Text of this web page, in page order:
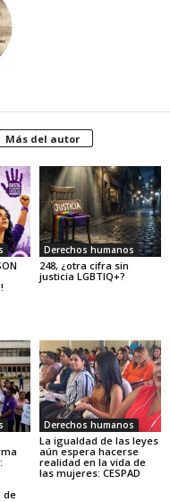
Más del autor
Derechos humanos
248, ¿otra cifra sin
justicia LGBTIQ+?
de
Derechos humanos
La igualdad de las leyes
aún espera hacerse
realidad en la vida de
las mujeres: CESPAD